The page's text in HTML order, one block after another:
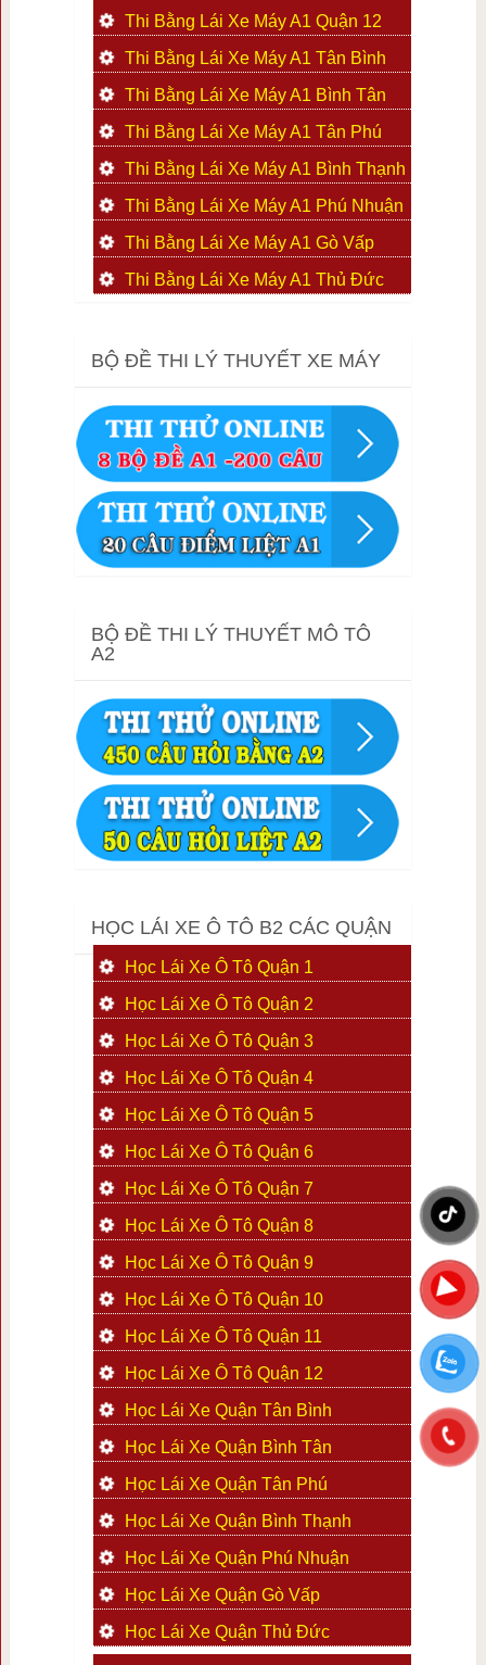
Thi Bằng Lái Xe Máy A1 Quận 12
Thi Bằng Lái Xe Máy A1 Tân Bình
Thi Bằng Lái Xe Máy A1 Bình Tân
Thi Bằng Lái Xe Máy A1 Tân Phú
Thi Bằng Lái Xe Máy A1 Bình Thạnh
Thi Bằng Lái Xe Máy A1 Phú Nhuận
Thi Bằng Lái Xe Máy A1 Gò Vấp
Thi Bằng Lái Xe Máy A1 Thủ Đức
BỘ ĐỀ THI LÝ THUYẾT XE MÁY
BỘ ĐỀ THI LÝ THUYẾT MÔ TÔ
A2
HỌC LÁI XE Ô TÔ B2 CÁC QUẬN
Học Lái Xe Ô Tô Quận 1
Học Lái Xe Ô Tô Quận 2
Học Lái Xe Ô Tô Quận 3
Học Lái Xe Ô Tô Quận 4
Học Lái Xe Ô Tô Quận 5
Học Lái Xe Ô Tô Quận 6
Học Lái Xe Ô Tô Quận 7
Học Lái Xe Ô Tô Quận 8
Học Lái Xe Ô Tô Quận 9
Học Lái Xe Ô Tô Quận 10
Học Lái Xe Ô Tô Quận 11
Học Lái Xe Ô Tô Quận 12
Học Lái Xe Quận Tân Bình
Học Lái Xe Quận Bình Tân
Học Lái Xe Quận Tân Phú
Học Lái Xe Quận Bình Thạnh
Học Lái Xe Quận Phú Nhuận
Học Lái Xe Quận Gò Vấp
Học Lái Xe Quận Thủ Đức